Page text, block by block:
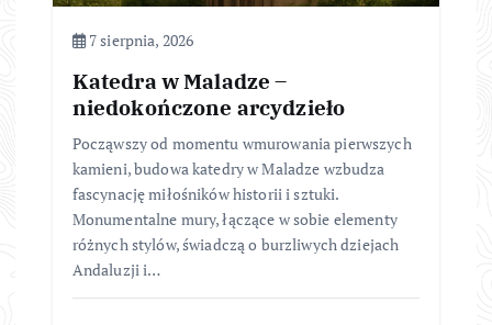
7 sierpnia, 2026
Katedra w Maladze –
niedokończone arcydzieło
Począwszy od momentu wmurowania pierwszych
kamieni, budowa katedry w Maladze wzbudza
fascynację miłośników historii i sztuki.
Monumentalne mury, łączące w sobie elementy
różnych stylów, świadczą o burzliwych dziejach
Andaluzji i…